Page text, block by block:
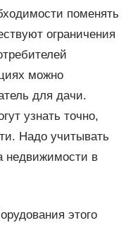
поменять
ограничения
можно
для дачи.
узнать точно,
Надо учитывать
недвижимости в
этого